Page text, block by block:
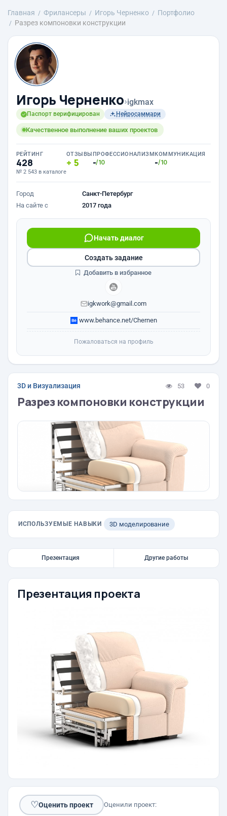
Главная Фрилансеры Игорь Черненко
Портфолио
Разрез компоновки конструкции
Игорь Черненко›igkmax
Паспорт верифицирован Нейросаммари
Качественное выполнение ваших проектов
РЕЙТИНГ
428
№ 2 543 в каталоге
ОТЗЫВЫ
5
ПРОФЕССИОНАЛИЗМ
-/10
КОММУНИКАЦИЯ
-/10
Город
Санкт-Петербург
На сайте с
2017 года
Начать диалог
igkwork@gmail.com
www.behance.net/Chernen
Создать задание
Добавить в избранное
Пожаловаться на профиль
3D и Визуализация 53 0
Разрез компоновки конструкции
ИСПОЛЬЗУЕМЫЕ НАВЫКИ 3D моделирование
Презентация Другие работы
Презентация проекта
♡Оценить проект Оценили проект: